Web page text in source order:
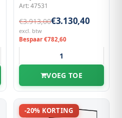
Art: 47531
€3.913,00€3.130,40
excl. btw
Bespaar €782,60
VOEG TOE
-20% KORTING